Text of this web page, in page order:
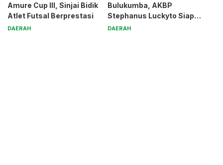
Amure Cup III, Sinjai Bidik
Atlet Futsal Berprestasi
DAERAH
Bulukumba, AKBP
Stephanus Luckyto Siap
Jaga Kamtibmas
DAERAH